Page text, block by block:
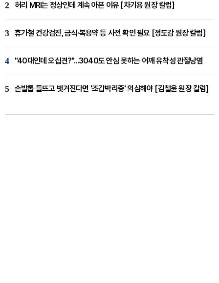
2 허리 MRI는 정상인데 계속 아픈 이유 [차기용 원장 칼럼]
3 휴가철 건강검진, 금식·복용약 등 사전 확인 필요 [정도감 원장 칼럼]
4 "40대인데 오십견?"...3040도 안심 못하는 어깨 유착성 관절낭염
5 손발톱 들뜨고 벗겨진다면 '조갑박리증' 의심해야 [김철윤 원장 칼럼]